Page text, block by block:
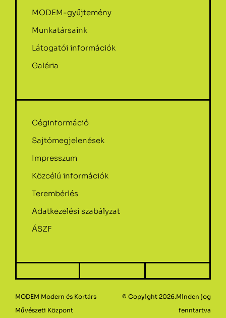
MODEM-gyűjtemény
Munkatársaink
Látogatói információk
Galéria
Céginformáció
Sajtómegjelenések
Impresszum
Közcélú információk
Terembérlés
Adatkezelési szabályzat
ÁSZF
MODEM Modern és Kortárs
Művészeti Központ
© Copyight 2026.Minden jog
fenntartva